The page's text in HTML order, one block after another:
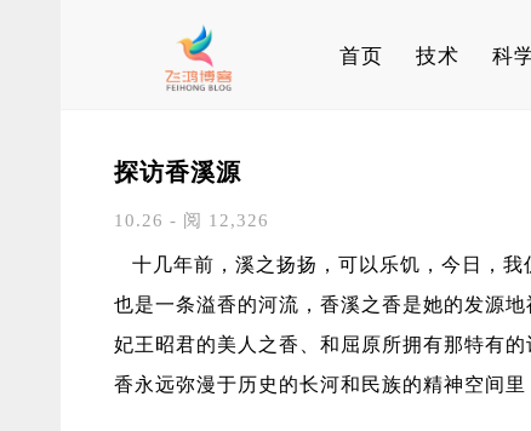
首页 技术 科
探访香溪源
10.26 - 阅 12,326
十几年前，溪之扬扬，可以乐饥，今日，我
也是一条溢香的河流，香溪之香是她的发源
妃王昭君的美人之香、和屈原所拥有那特有
香永远弥漫于历史的长河和民族的精神空间里